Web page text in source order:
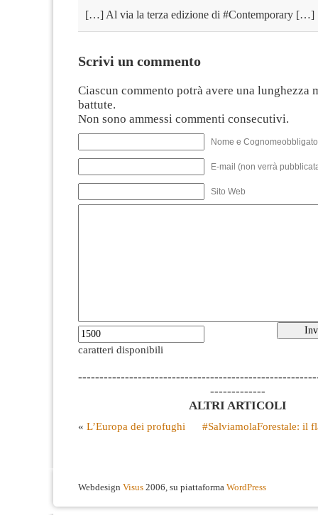
[…] Al via la terza edizione di #Contemporary […]
Scrivi un commento
Ciascun commento potrà avere una lunghezza
battute.
Non sono ammessi commenti consecutivi.
Nome e
E-mail (non verrà
Sito Web
caratteri disponibili
-------------
ALTRI ARTICOLI
« L’Europa dei profughi #SalviamolaForestale: il
Webdesign Visus 2006, su piattaforma WordPress